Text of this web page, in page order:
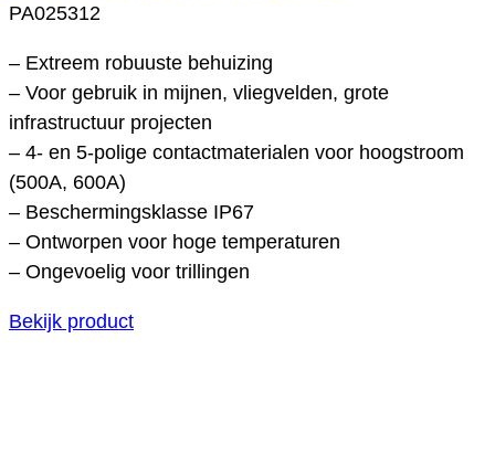
PA025312
– Extreem robuuste behuizing
– Voor gebruik in mijnen, vliegvelden, grote
infrastructuur projecten
– 4- en 5-polige contactmaterialen voor hoogstroom
(500A, 600A)
– Beschermingsklasse IP67
– Ontworpen voor hoge temperaturen
– Ongevoelig voor trillingen
Bekijk product